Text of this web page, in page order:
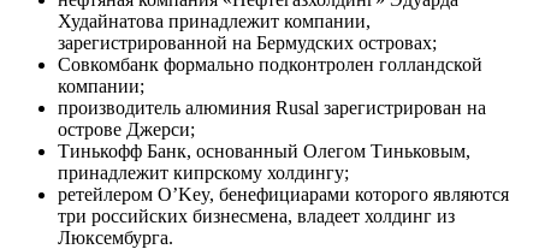
Худайнатова принадлежит компании,
зарегистрированной на Бермудских островах;
Совкомбанк формально подконтролен голландской
компании;
производитель алюминия Rusal зарегистрирован на
острове Джерси;
Тинькофф Банк, основанный Олегом Тиньковым,
принадлежит кипрскому холдингу;
ретейлером O’Key, бенефициарами которого являются
три российских бизнесмена, владеет холдинг из
Люксембурга.